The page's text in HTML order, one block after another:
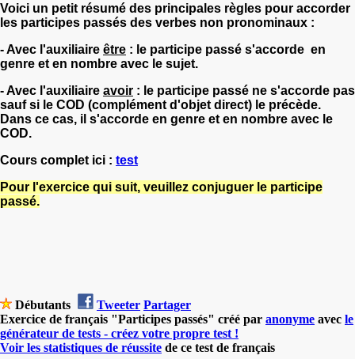
Voici un petit résumé des principales règles pour accorder
les participes passés des verbes non pronominaux :
- Avec l'auxiliaire être : le participe passé s'accorde en
genre et en nombre avec le sujet.
- Avec l'auxiliaire avoir : le participe passé ne s'accorde pas
sauf si le COD (complément d'objet direct) le précède.
Dans ce cas, il s'accorde en genre et en nombre avec le
COD.
Cours complet ici : test
Pour l'exercice qui suit, veuillez conjuguer le participe
passé.
Débutants Tweeter Partager
Exercice de français "Participes passés" créé par anonyme avec le
générateur de tests - créez votre propre test !
Voir les statistiques de réussite de ce test de français